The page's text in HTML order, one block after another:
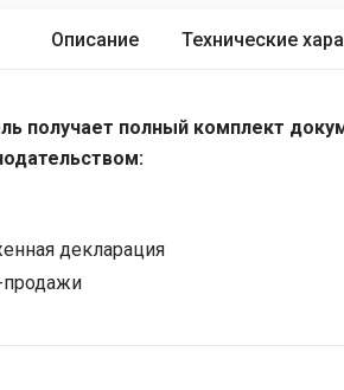
Описание Технические
получает полный комплект
декларация